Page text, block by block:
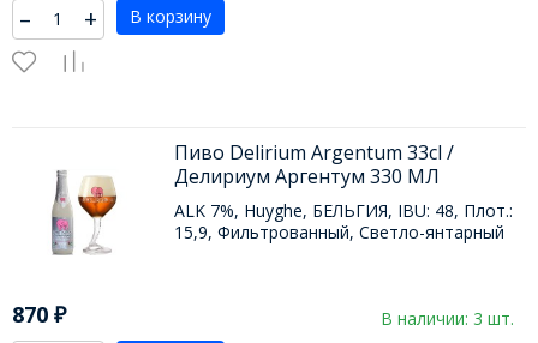
– + В корзину
Пиво Delirium Argentum 33cl /
Делириум Аргентум 330 МЛ
ALK 7%, Huyghe, БЕЛЬГИЯ, IBU: 48, Плот.:
15,9, Фильтрованный, Светло-янтарный
870 ₽ В наличии: 3 шт.